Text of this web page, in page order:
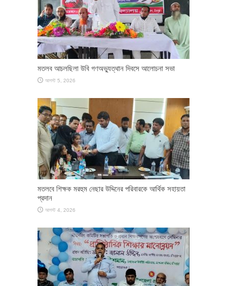
মতলব আচলছিলা উবি গণঅভ্যুত্থান দিবসে আলোচনা সভা
আগস্ট 5, 2026
মতলবে শিক্ষক মরহুম নেছার উদ্দিনের পরিবারকে আর্থিক সহায়তা
প্রদান
আগস্ট 4, 2026